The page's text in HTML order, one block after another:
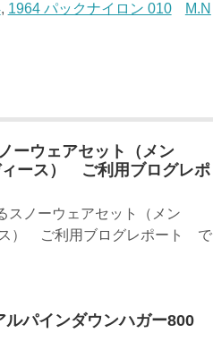
, 1964 パックナイロン 010 M.N
ウェアセット（メン
ース） ご利用ブログレポ
ノーウェアセット（メン
） ご利用ブログレポート で
パインダウンハガー800